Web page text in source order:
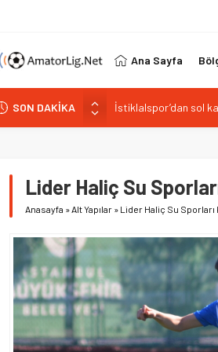
Ana Sayfa
SON DAKİKA
İstiklalspor’dan sol
Paşabahçespor’da
Kuzeyin Kaplanları
Lider Haliç Su
Anasayfa »Alt Yapılar » Lider Haliç Su